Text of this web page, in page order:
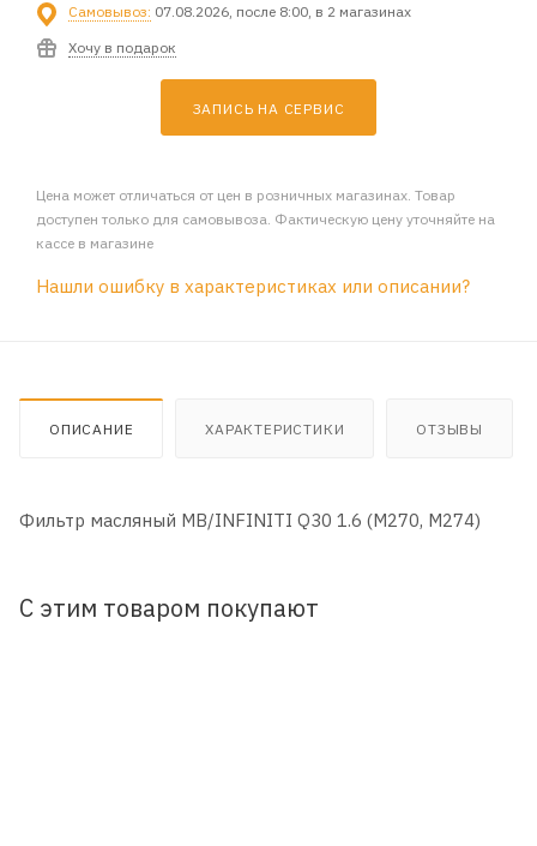
Самовывоз: 07.08.2026, после 8:00, в 2 магазинах
Хочу в подарок
ЗАПИСЬ НА СЕРВИС
Цена может отличаться от цен в розничных магазинах. Товар
доступен только для самовывоза. Фактическую цену уточняйте на
кассе в магазине
Нашли ошибку в характеристиках или описании?
ОПИСАНИЕ ХАРАКТЕРИСТИКИ ОТЗЫВЫ
Фильтр масляный MB/INFINITI Q30 1.6 (M270, M274)
С этим товаром покупают